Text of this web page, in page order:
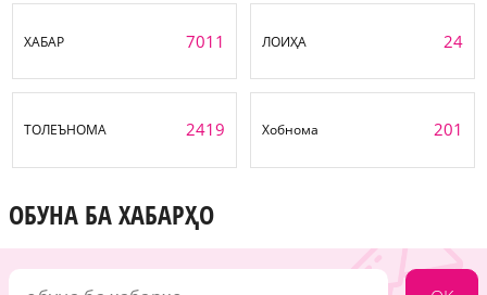
ХАБАР 7011 ЛОИҲА 24
ТОЛЕЪНОМА 2419 Хобнома 201
ОБУНА БА ХАБАРҲО